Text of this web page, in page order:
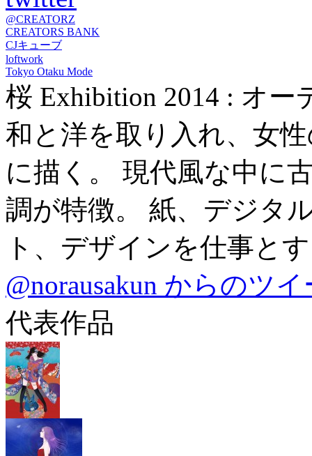
@CREATORZ
CREATORS BANK
CJキューブ
loftwork
Tokyo Otaku Mode
桜 Exhibition 2014 : オー
和と洋を取り入れ、女
に描く。 現代風な中に
調が特徴。 紙、デジタ
ト、デザインを仕事と
@norausakun からのツ
代表作品